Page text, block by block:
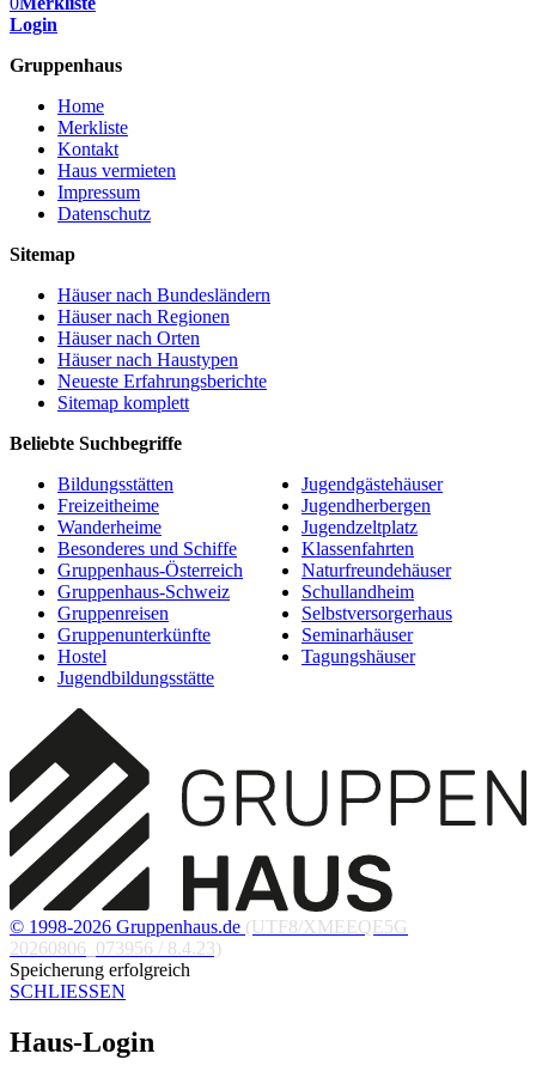
Login
Gruppenhaus
Home
Merkliste
Kontakt
Haus vermieten
Impressum
Datenschutz
Sitemap
Häuser nach Bundesländern
Häuser nach Regionen
Häuser nach Orten
Häuser nach Haustypen
Neueste Erfahrungsberichte
Sitemap komplett
Beliebte Suchbegriffe
Bildungsstätten
Freizeitheime
Wanderheime
Besonderes und Schiffe
Gruppenhaus-Österreich
Gruppenhaus-Schweiz
Gruppenreisen
Gruppenunterkünfte
Hostel
Jugendbildungsstätte
Jugendgästehäuser
Jugendherbergen
Jugendzeltplatz
Klassenfahrten
Naturfreundehäuser
Schullandheim
Selbstversorgerhaus
Seminarhäuser
Tagungshäuser
© 1998-2026 Gruppenhaus.de (UTF8/XMEEQE5G
20260806_073956 / 8.4.23)
Speicherung erfolgreich
SCHLIESSEN
Haus-Login